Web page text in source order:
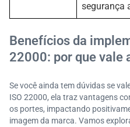
segurança
Benefícios da
22000: por que vale
Se você ainda tem dúvidas se
ISO 22000, ela traz vantagens
os portes, impactando
imagem da marca. Vamos